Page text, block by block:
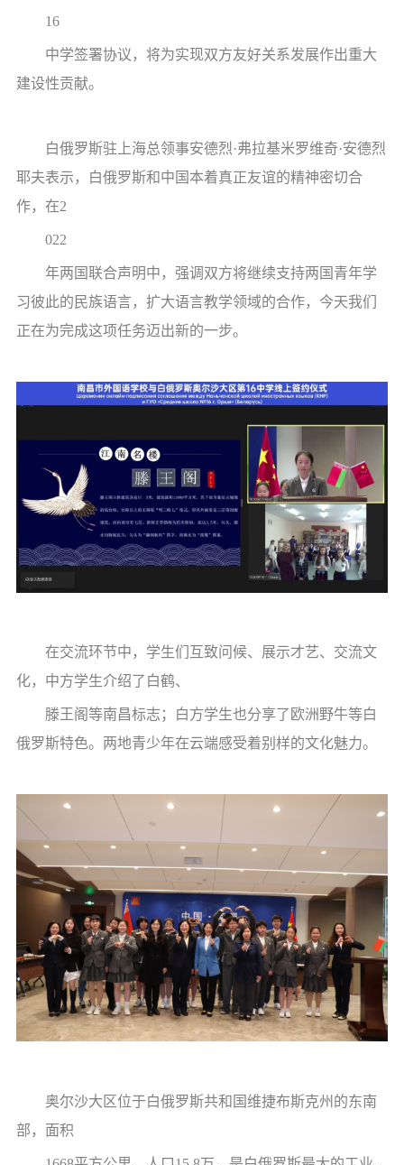
16
中学签署协议，将为实现双方友好关系发展作出重大
建设性贡献。
白俄罗斯驻上海总领事安德烈·弗拉基米罗维奇·安德烈
耶夫表示，白俄罗斯和中国本着真正友谊的精神密切合
作，在2
022
年两国联合声明中，强调双方将继续支持两国青年学
习彼此的民族语言，扩大语言教学领域的合作，今天我们
正在为完成这项任务迈出新的一步。
在交流环节中，学生们互致问候、展示才艺、交流文
化，中方学生介绍了白鹤、
滕王阁等南昌标志；白方学生也分享了欧洲野牛等白
俄罗斯特色。两地青少年在云端感受着别样的文化魅力。
奥尔沙大区位于白俄罗斯共和国维捷布斯克州的东南
部，面积